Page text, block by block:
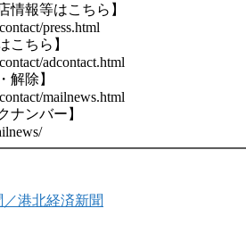
情報等はこちら】
press.html
こちら】
adcontact.html
解除】
mailnews.html
ナンバー】
港北経済新聞